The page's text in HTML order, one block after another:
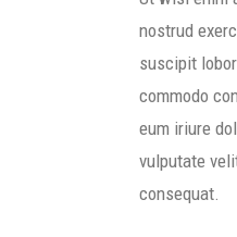
nostrud
suscipit
commodo
eum iriure
vulputate
consequat.